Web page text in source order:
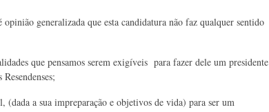
generalizada que esta candidatura não faz qualquer sentido
que pensamos serem exigíveis para fazer dele um presidente
(dada a sua impreparação e objetivos de vida) para ser um